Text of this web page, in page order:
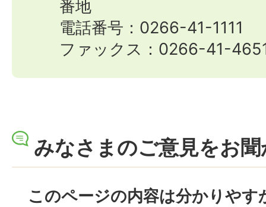
番地
電話番号：0266-41-1111
ファックス：0266-41-
みなさまのご意見をお
このページの内容は分かりやす